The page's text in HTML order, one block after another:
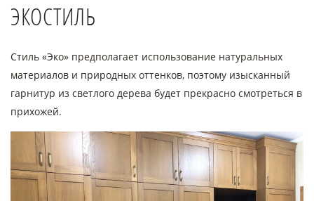
ЭКОСТИЛЬ
Стиль «Эко» предполагает использование натуральных
материалов и природных оттенков, поэтому изысканный
гарнитур из светлого дерева будет прекрасно смотреться в
прихожей.